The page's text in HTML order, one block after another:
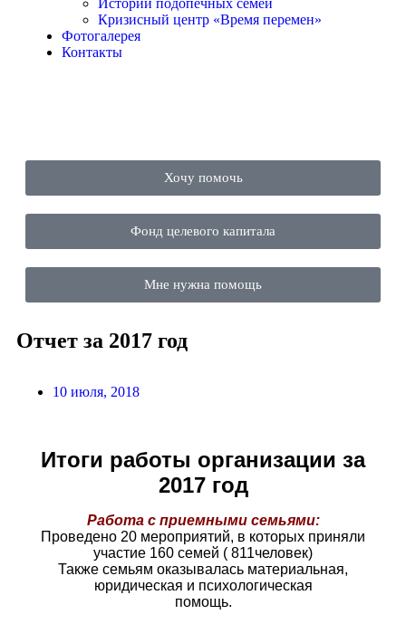
Истории подопечных семей
Кризисный центр «Время перемен»
Фотогалерея
Контакты
Хочу помочь
Фонд целевого капитала
Мне нужна помощь
Отчет за 2017 год
10 июля, 2018
Итоги работы организации за
2017 год
Работа с приемными семьями:
Проведено 20 мероприятий, в которых приняли
участие 160 семей ( 811человек)
Также семьям оказывалась материальная,
юридическая и психологическая
помощь.